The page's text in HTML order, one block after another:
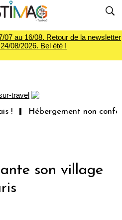
07 au 16/08. Retour de la newsletter
08/2026. Bel été !
Hébergement non
son village